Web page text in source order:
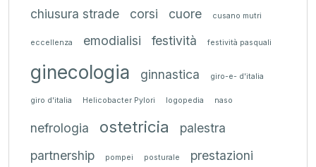
chiusura strade corsi cuore cusano mutri
eccellenza emodialisi festività festività pasquali
ginecologia ginnastica giro-e- d'italia
giro d'italia Helicobacter Pylori logopedia naso
nefrologia ostetricia
palestra
partnership
pompei posturale prestazioni